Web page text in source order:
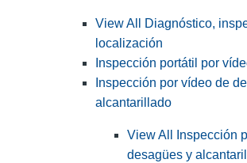
View All Diagnóstico,
localización
Inspección portátil por
Inspección por vídeo de
alcantarillado
View All Inspección
desagües y